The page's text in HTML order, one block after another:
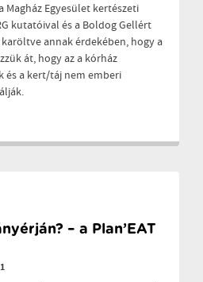
Egyesület kertészeti
kutatóival és a Boldog Gellért
annak érdekében, hogy a
át, hogy az a kórház
és a kert/táj nem emberi
– a Plan’EAT